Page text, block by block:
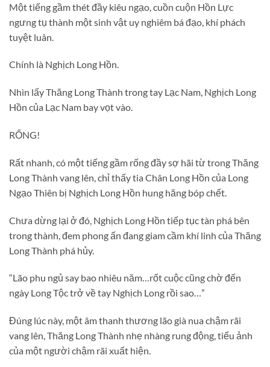
Một tiếng gầm thét đầy kiêu ngạo, cuồn cuộn Hồn Lực
ngưng tụ thành một sinh vật uy nghiêm bá đạo, khí phách
tuyệt luân.
Chính là Nghịch Long Hồn.
Nhìn lấy Thăng Long Thành trong tay Lạc Nam, Nghịch Long
Hồn của Lạc Nam bay vọt vào.
RỐNG!
Rất nhanh, có một tiếng gầm rống đầy sợ hãi từ trong Thăng
Long Thành vang lên, chỉ thấy tia Chân Long Hồn của Long
Ngạo Thiên bị Nghịch Long Hồn hung hăng bóp chết.
Chưa dừng lại ở đó, Nghịch Long Hồn tiếp tục tàn phá bên
trong thành, đem phong ấn đang giam cầm khí linh của Thăng
Long Thành phá hủy.
“Lão phu ngủ say bao nhiêu năm…rốt cuộc cũng chờ đến
ngày Long Tộc trở về tay Nghịch Long rồi sao…”
Đúng lúc này, một âm thanh thương lão già nua chậm rãi
vang lên, Thăng Long Thành nhẹ nhàng rung động, tiểu ảnh
của một người chậm rãi xuất hiện.